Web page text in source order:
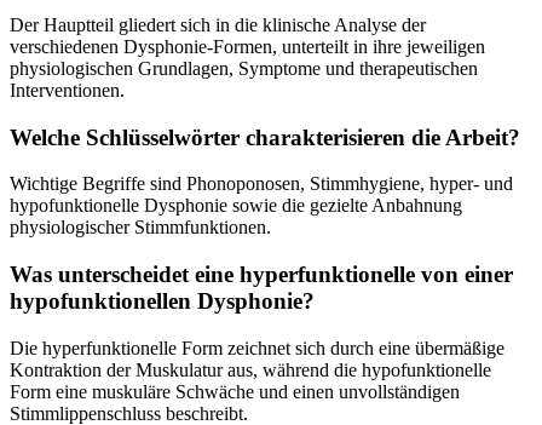
Der Hauptteil gliedert sich in die klinische Analyse der
verschiedenen Dysphonie-Formen, unterteilt in ihre jeweiligen
physiologischen Grundlagen, Symptome und therapeutischen
Interventionen.
Welche Schlüsselwörter charakterisieren die Arbeit?
Wichtige Begriffe sind Phonoponosen, Stimmhygiene, hyper- und
hypofunktionelle Dysphonie sowie die gezielte Anbahnung
physiologischer Stimmfunktionen.
Was unterscheidet eine hyperfunktionelle von einer
hypofunktionellen Dysphonie?
Die hyperfunktionelle Form zeichnet sich durch eine übermäßige
Kontraktion der Muskulatur aus, während die hypofunktionelle
Form eine muskuläre Schwäche und einen unvollständigen
Stimmlippenschluss beschreibt.